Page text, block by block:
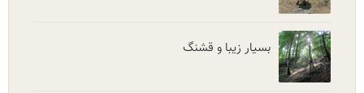
بسیار زیبا و قشنگ